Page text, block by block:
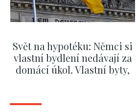
Svět na hypotéku: Němci si
vlastní bydlení nedávají za
domácí úkol. Vlastní byty,